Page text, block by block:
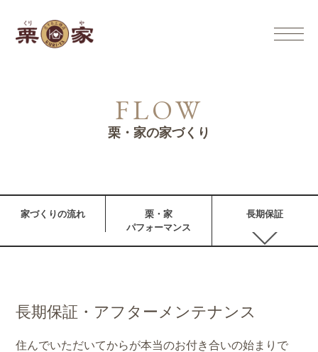
FLOW
栗・家の家づくり
家づくりの流れ
栗・家
パフォーマンス
長期保証
長期保証・ アフターメンテナンス
住んでいただいてからが本当のお付き合いの始まりで